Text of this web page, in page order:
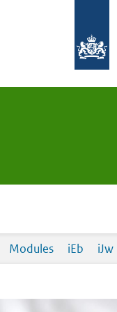
Modules iEb iJw